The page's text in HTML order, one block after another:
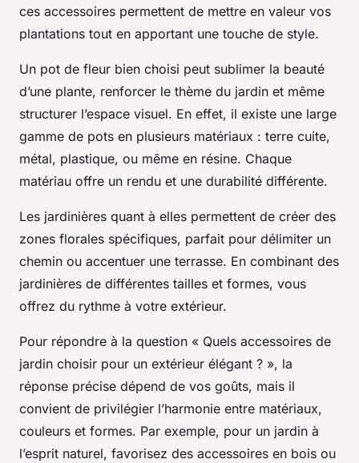
ces accessoires permettent de mettre en valeur vos
plantations tout en apportant une touche de style.
Un pot de fleur bien choisi peut sublimer la beauté
d’une plante, renforcer le thème du jardin et même
structurer l’espace visuel. En effet, il existe une large
gamme de pots en plusieurs matériaux : terre cuite,
métal, plastique, ou même en résine. Chaque
matériau offre un rendu et une durabilité différente.
Les jardinières quant à elles permettent de créer des
zones florales spécifiques, parfait pour délimiter un
chemin ou accentuer une terrasse. En combinant des
jardinières de différentes tailles et formes, vous
offrez du rythme à votre extérieur.
Pour répondre à la question « Quels accessoires de
jardin choisir pour un extérieur élégant ? », la
réponse précise dépend de vos goûts, mais il
convient de privilégier l’harmonie entre matériaux,
couleurs et formes. Par exemple, pour un jardin à
l’esprit naturel, favorisez des accessoires en bois ou